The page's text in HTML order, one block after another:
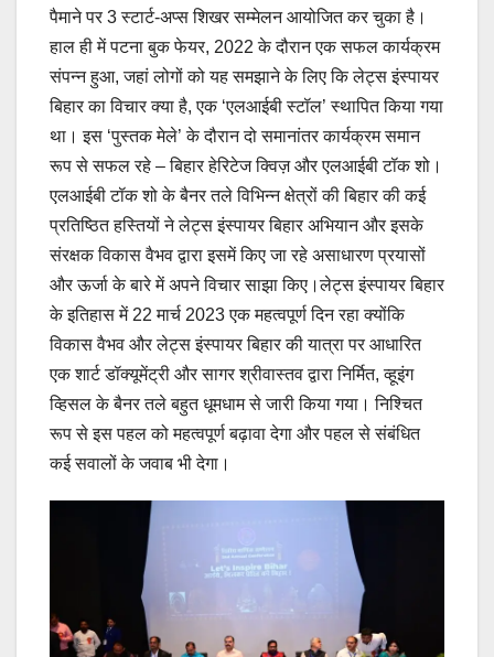
पैमाने पर 3 स्टार्ट-अप्स शिखर सम्मेलन आयोजित कर चुका है।
हाल ही में पटना बुक फेयर, 2022 के दौरान एक सफल कार्यक्रम
संपन्न हुआ, जहां लोगों को यह समझाने के लिए कि लेट्स इंस्पायर
बिहार का विचार क्या है, एक ‘एलआईबी स्टॉल’ स्थापित किया गया
था। इस ‘पुस्तक मेले’ के दौरान दो समानांतर कार्यक्रम समान
रूप से सफल रहे – बिहार हेरिटेज क्विज़ और एलआईबी टॉक शो।
एलआईबी टॉक शो के बैनर तले विभिन्न क्षेत्रों की बिहार की कई
प्रतिष्ठित हस्तियों ने लेट्स इंस्पायर बिहार अभियान और इसके
संरक्षक विकास वैभव द्वारा इसमें किए जा रहे असाधारण प्रयासों
और ऊर्जा के बारे में अपने विचार साझा किए।लेट्स इंस्पायर बिहार
के इतिहास में 22 मार्च 2023 एक महत्वपूर्ण दिन रहा क्योंकि
विकास वैभव और लेट्स इंस्पायर बिहार की यात्रा पर आधारित
एक शार्ट डॉक्यूमेंट्री और सागर श्रीवास्तव द्वारा निर्मित, व्हूइंग
व्हिसल के बैनर तले बहुत धूमधाम से जारी किया गया। निश्चित
रूप से इस पहल को महत्वपूर्ण बढ़ावा देगा और पहल से संबंधित
कई सवालों के जवाब भी देगा।